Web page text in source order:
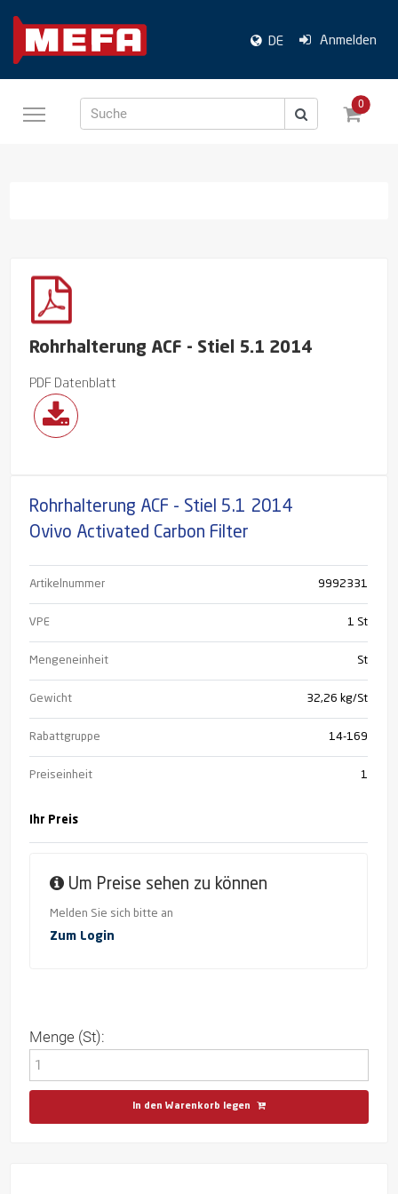
DE Anmelden
Suche
0
Rohrhalterung ACF - Stiel 5.1 2014
PDF Datenblatt
Rohrhalterung ACF - Stiel 5.1 2014
Ovivo Activated Carbon Filter
Artikelnummer 9992331
VPE 1 St
Mengeneinheit St
Gewicht 32,26 kg/St
Rabattgruppe 14-169
Preiseinheit 1
Ihr Preis
Um Preise sehen zu können
Melden Sie sich bitte an
Zum Login
Menge (St):
In den Warenkorb legen